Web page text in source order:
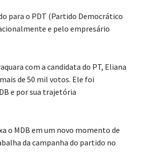
para o PDT (Partido Democrático
e pelo empresário
com a candidata do PT, Eliana
de 50 mil votos. Ele foi
e por sua trajetória
o MDB em um novo momento de
da campanha do partido no